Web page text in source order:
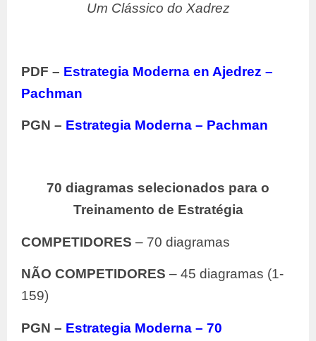
Um Clássico do Xadrez
PDF – Estrategia Moderna en Ajedrez –
Pachman
PGN – Estrategia Moderna – Pachman
70 diagramas selecionados para o
Treinamento de Estratégia
COMPETIDORES – 70 diagramas
NÃO COMPETIDORES – 45 diagramas (1-
159)
PGN – Estrategia Moderna – 70